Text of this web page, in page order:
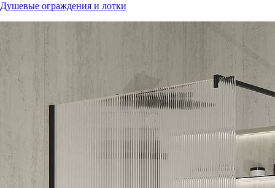
Душевые ограждения и лотки